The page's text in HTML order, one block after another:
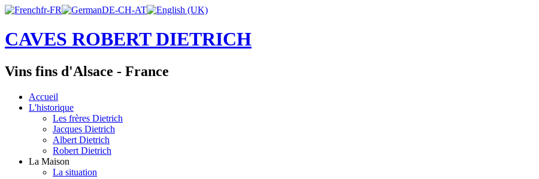
CAVES ROBERT DIETRICH
Vins fins d'Alsace - France
Accueil
L'historique
Les frères Dietrich
Jacques Dietrich
Albert Dietrich
Robert Dietrich
La Maison
La situation